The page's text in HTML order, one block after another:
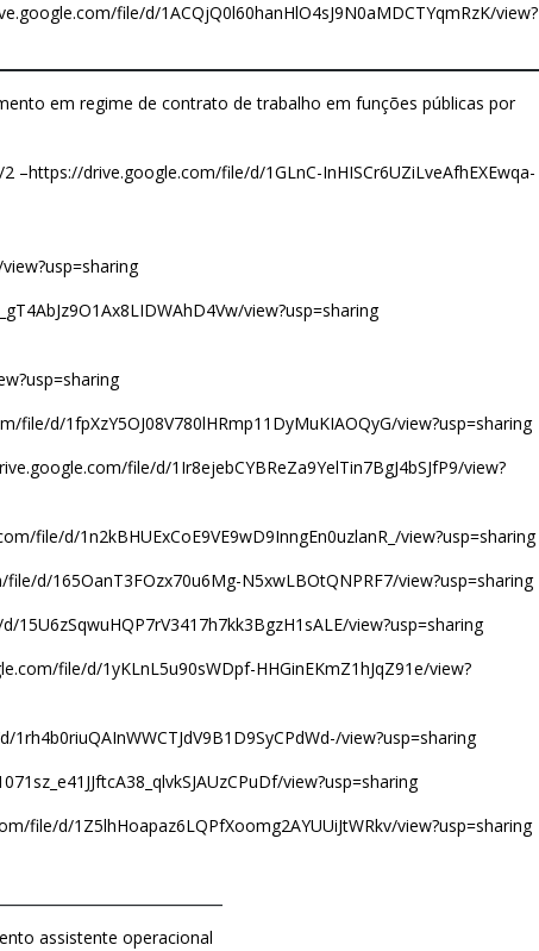
file/d/1ACQjQ0l60hanHlO4sJ9N0aMDCTYqmRzK/view?
em regime de contrato de trabalho em funções públicas por
2 –https://drive.google.com/file/d/1GLnC-InHISCr6UZiLveAfhEXEwqa-
view?usp=sharing
file/d/1fpXzY5OJ08V780lHRmp11DyMuKIAOQyG/view?usp=sharing
file/d/1Ir8ejebCYBReZa9YelTin7BgJ4bSJfP9/view?
file/d/1n2kBHUExCoE9VE9wD9InngEn0uzlanR_/view?usp=sharing
d/165OanT3FOzx70u6Mg-N5xwLBOtQNPRF7/view?usp=sharing
15U6zSqwuHQP7rV3417h7kk3BgzH1sALE/view?usp=sharing
file/d/1yKLnL5u90sWDpf-HHGinEKmZ1hJqZ91e/view?
view?usp=sharing
view?usp=sharing
file/d/1Z5lhHoapaz6LQPfXoomg2AYUUiJtWRkv/view?usp=sharing
assistente operacional